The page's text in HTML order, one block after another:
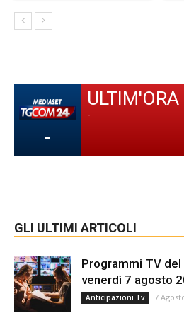
-
ULTIM'ORA
-
GLI ULTIMI ARTICOLI
Programmi TV
venerdì 7 agosto
Anticipazioni Tv 7